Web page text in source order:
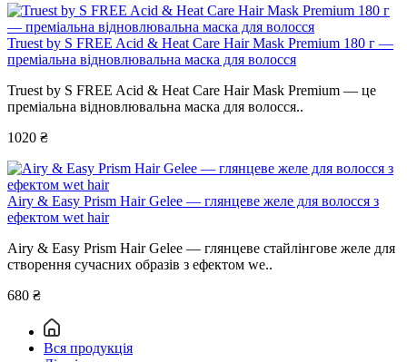
Truest by S FREE Acid & Heat Care Hair Mask Premium 180 г —
преміальна відновлювальна маска для волосся
Truest by S FREE Acid & Heat Care Hair Mask Premium — це
преміальна відновлювальна маска для волосся..
1020 ₴
Airy & Easy Prism Hair Gelee — глянцеве желе для волосся з
ефектом wet hair
Airy & Easy Prism Hair Gelee — глянцеве стайлінгове желе для
створення сучасних образів з ефектом we..
680 ₴
Вся продукція